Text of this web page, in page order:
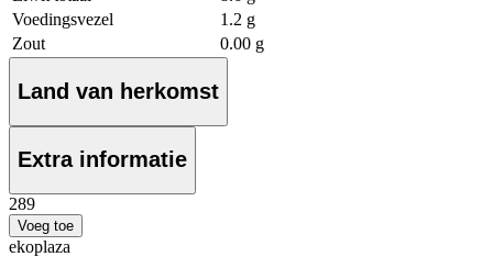
Voedingsvezel
1.2 g
Zout
0.00 g
Land van herkomst
Extra informatie
289
Voeg toe
ekoplaza